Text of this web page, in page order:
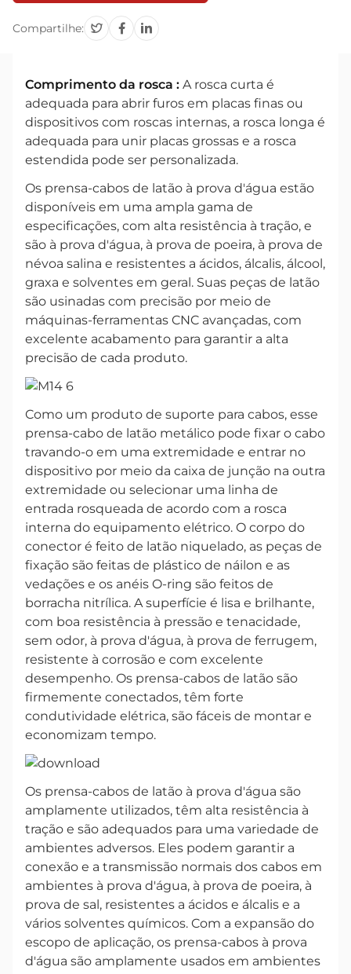
Compartilhe:
Comprimento da rosca : A rosca curta é
adequada para abrir furos em placas finas ou
dispositivos com roscas internas, a rosca longa é
adequada para unir placas grossas e a rosca
estendida pode ser personalizada.
Os prensa-cabos de latão à prova d'água estão
disponíveis em uma ampla gama de
especificações, com alta resistência à tração, e
são à prova d'água, à prova de poeira, à prova de
névoa salina e resistentes a ácidos, álcalis, álcool,
graxa e solventes em geral. Suas peças de latão
são usinadas com precisão por meio de
máquinas-ferramentas CNC avançadas, com
excelente acabamento para garantir a alta
precisão de cada produto.
Como um produto de suporte para cabos, esse
prensa-cabo de latão metálico pode fixar o cabo
travando-o em uma extremidade e entrar no
dispositivo por meio da caixa de junção na outra
extremidade ou selecionar uma linha de
entrada rosqueada de acordo com a rosca
interna do equipamento elétrico. O corpo do
conector é feito de latão niquelado, as peças de
fixação são feitas de plástico de náilon e as
vedações e os anéis O-ring são feitos de
borracha nitrílica. A superfície é lisa e brilhante,
com boa resistência à pressão e tenacidade,
sem odor, à prova d'água, à prova de ferrugem,
resistente à corrosão e com excelente
desempenho. Os prensa-cabos de latão são
firmemente conectados, têm forte
condutividade elétrica, são fáceis de montar e
economizam tempo.
Os prensa-cabos de latão à prova d'água são
amplamente utilizados, têm alta resistência à
tração e são adequados para uma variedade de
ambientes adversos. Eles podem garantir a
conexão e a transmissão normais dos cabos em
ambientes à prova d'água, à prova de poeira, à
prova de sal, resistentes a ácidos e álcalis e a
vários solventes químicos. Com a expansão do
escopo de aplicação, os prensa-cabos à prova
d'água são amplamente usados em ambientes